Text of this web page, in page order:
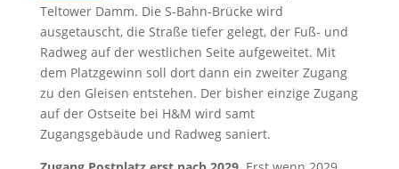
Teltower Damm. Die S-Bahn-Brücke wird
ausgetauscht, die Straße tiefer gelegt, der Fuß- und
Radweg auf der westlichen Seite aufgeweitet. Mit
dem Platzgewinn soll dort dann ein zweiter Zugang
zu den Gleisen entstehen. Der bisher einzige Zugang
auf der Ostseite bei H&M wird samt
Zugangsgebäude und Radweg saniert.